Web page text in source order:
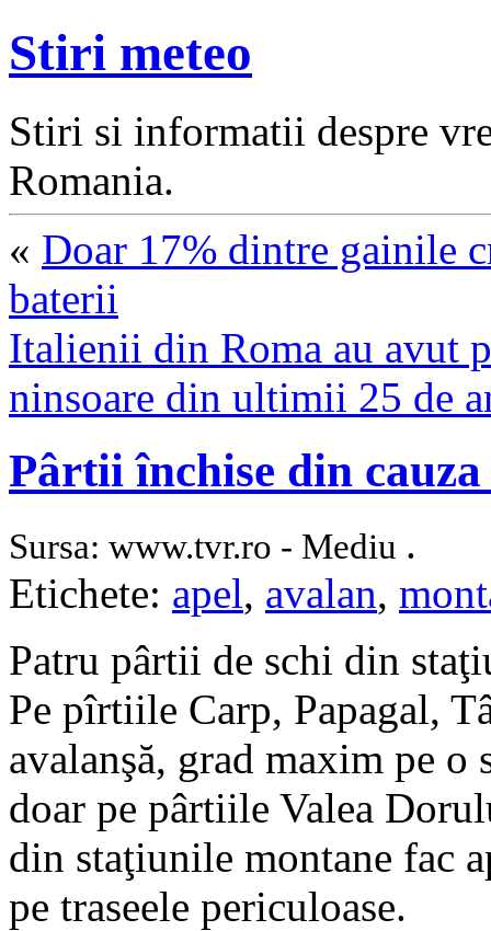
Stiri meteo
Stiri si informatii despre
Romania.
« Doar 17% dintre gainile
baterii
Italienii din Roma au avut
ninsoare din ultimii 25 de
Pârtii închise din
Sursa: www.tvr.ro - Mediu .
Etichete: apel, avalan,
Patru pârtii de schi din
Pe pîrtiile Carp, Papagal,
avalanşă, grad maxim pe o
doar pe pârtiile Valea
din staţiunile montane fac
pe traseele periculoase.